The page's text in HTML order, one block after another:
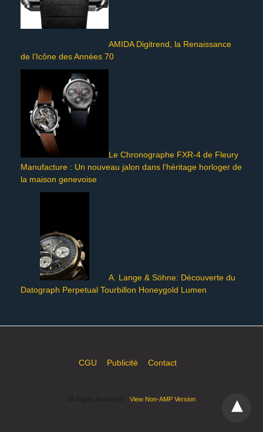
AMIDA Digitrend, la Renaissance
de l’Icône des Années 70
Le Chronographe FXR-4 de Fleury
Manufacture : Un nouveau jalon dans l’héritage horloger de
la maison genevoise
A. Lange & Söhne: Découverte du
Datograph Perpetual Tourbillon Honeygold Lumen
CGU Publicité Contact
View Non-AMP Version